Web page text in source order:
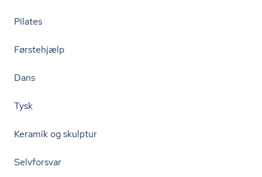
Pilates
Førstehjælp
Dans
Tysk
Keramik og skulptur
Selvforsvar